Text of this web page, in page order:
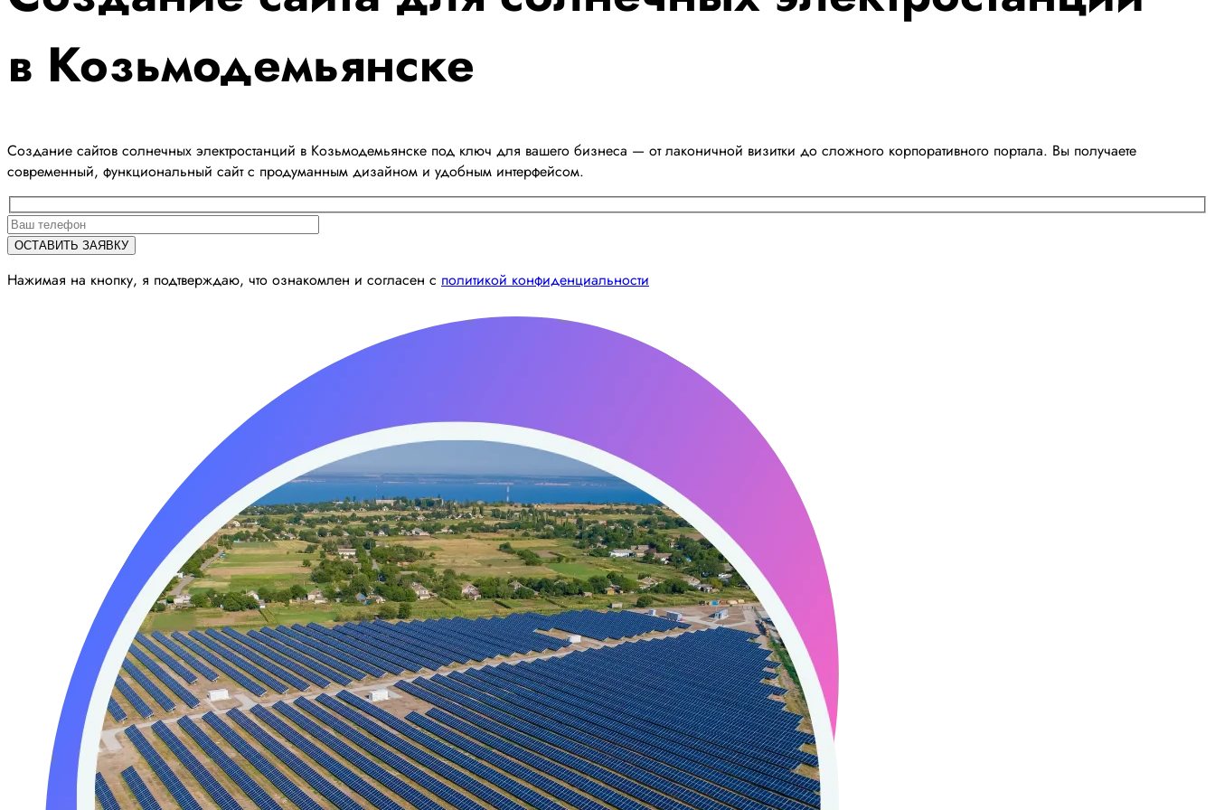
в Козьмодемьянске
Создание сайтов солнечных электростанций в Козьмодемьянске под ключ для вашего бизнеса — от лаконичной визитки до сложного корпоративного портала. Вы получаете
современный, функциональный сайт с продуманным дизайном и удобным интерфейсом.
Нажимая на кнопку, я подтверждаю, что ознакомлен и согласен с политикой конфиденциальности